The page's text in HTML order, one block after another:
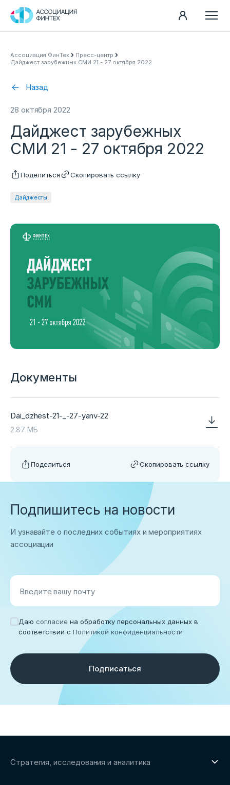
Ассоциация
Пресс-центр
Карьера
Контакты
Документы
Ассоциация ФинТех
Пресс-центр
Дайджест зарубежных СМИ 21 - 27 октября 2022
Назад
28 октября 2022
Дайджесты
Дайджест зарубежных
СМИ 21 - 27 октября 2022
Поделиться Скопировать ссылку
Документы
Dai_dzhest-21-_-27-yanv-22
2.87 МБ
Поделиться Скопировать ссылку
Подпишитесь на новости
И узнавайте о последних событиях и мероприятиях
ассоциации
Введите вашу почту
Даю согласие на обработку персональных данных в
соответствии с Политикой конфиденциальности
Подписаться
Стратегия, исследования и аналитика